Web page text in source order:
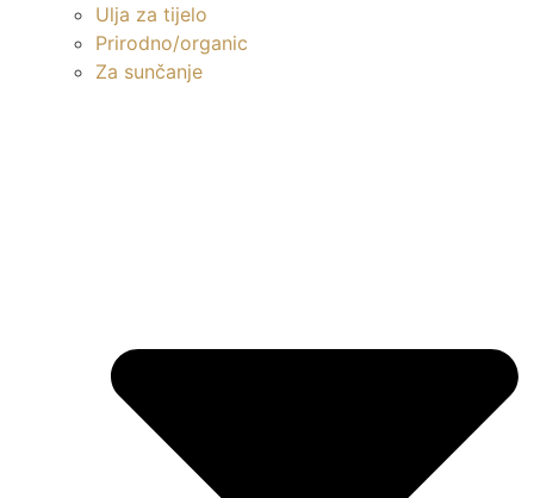
Ulja za tijelo
Prirodno/organic
Za sunčanje